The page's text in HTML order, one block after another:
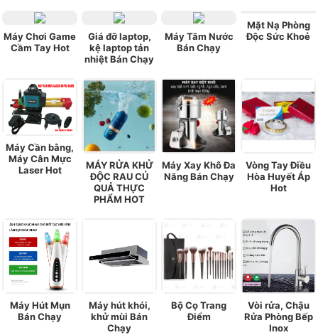
Máy Chơi Game
Cầm Tay Hot
Giá đỡ laptop,
kệ laptop tản
nhiệt Bán Chạy
Máy Tăm Nước
Bán Chạy
Mặt Nạ Phòng
Độc Sức Khoẻ
Máy Cần bằng,
Máy Cân Mực
Laser Hot
MÁY RỬA KHỬ
ĐỘC RAU CỦ
QUẢ THỰC
PHẨM HOT
Máy Xay Khô Đa
Năng Bán Chạy
Vòng Tay Điều
Hòa Huyết Áp
Hot
Máy Hút Mụn
Bán Chạy
Máy hút khói,
khử mùi Bán
Chạy
Bộ Cọ Trang
Điểm
Vòi rửa, Chậu
Rửa Phòng Bếp
Inox